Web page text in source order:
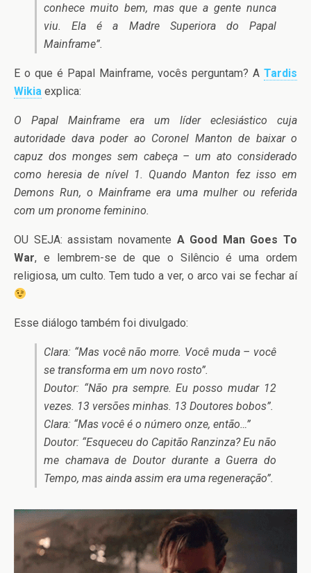
conhece muito bem, mas que a gente nunca
viu. Ela é a Madre Superiora do Papal
Mainframe”.
E o que é Papal Mainframe, vocês perguntam? A Tardis
Wikia explica:
O Papal Mainframe era um líder eclesiástico cuja
autoridade dava poder ao Coronel Manton de baixar o
capuz dos monges sem cabeça – um ato considerado
como heresia de nível 1. Quando Manton fez isso em
Demons Run, o Mainframe era uma mulher ou referida
com um pronome feminino.
OU SEJA: assistam novamente A Good Man Goes To
War, e lembrem-se de que o Silêncio é uma ordem
religiosa, um culto. Tem tudo a ver, o arco vai se fechar aí
Esse diálogo também foi divulgado:
Clara: “Mas você não morre. Você muda – você
se transforma em um novo rosto”.
Doutor: “Não pra sempre. Eu posso mudar 12
vezes. 13 versões minhas. 13 Doutores bobos”.
Clara: “Mas você é o número onze, então…”
Doutor: “Esqueceu do Capitão Ranzinza? Eu não
me chamava de Doutor durante a Guerra do
Tempo, mas ainda assim era uma regeneração”.